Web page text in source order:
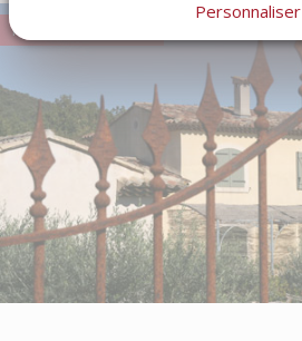
Pour les particuliers
Personnaliser